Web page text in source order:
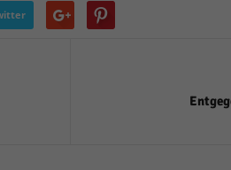
Medien (6)
Cookie-